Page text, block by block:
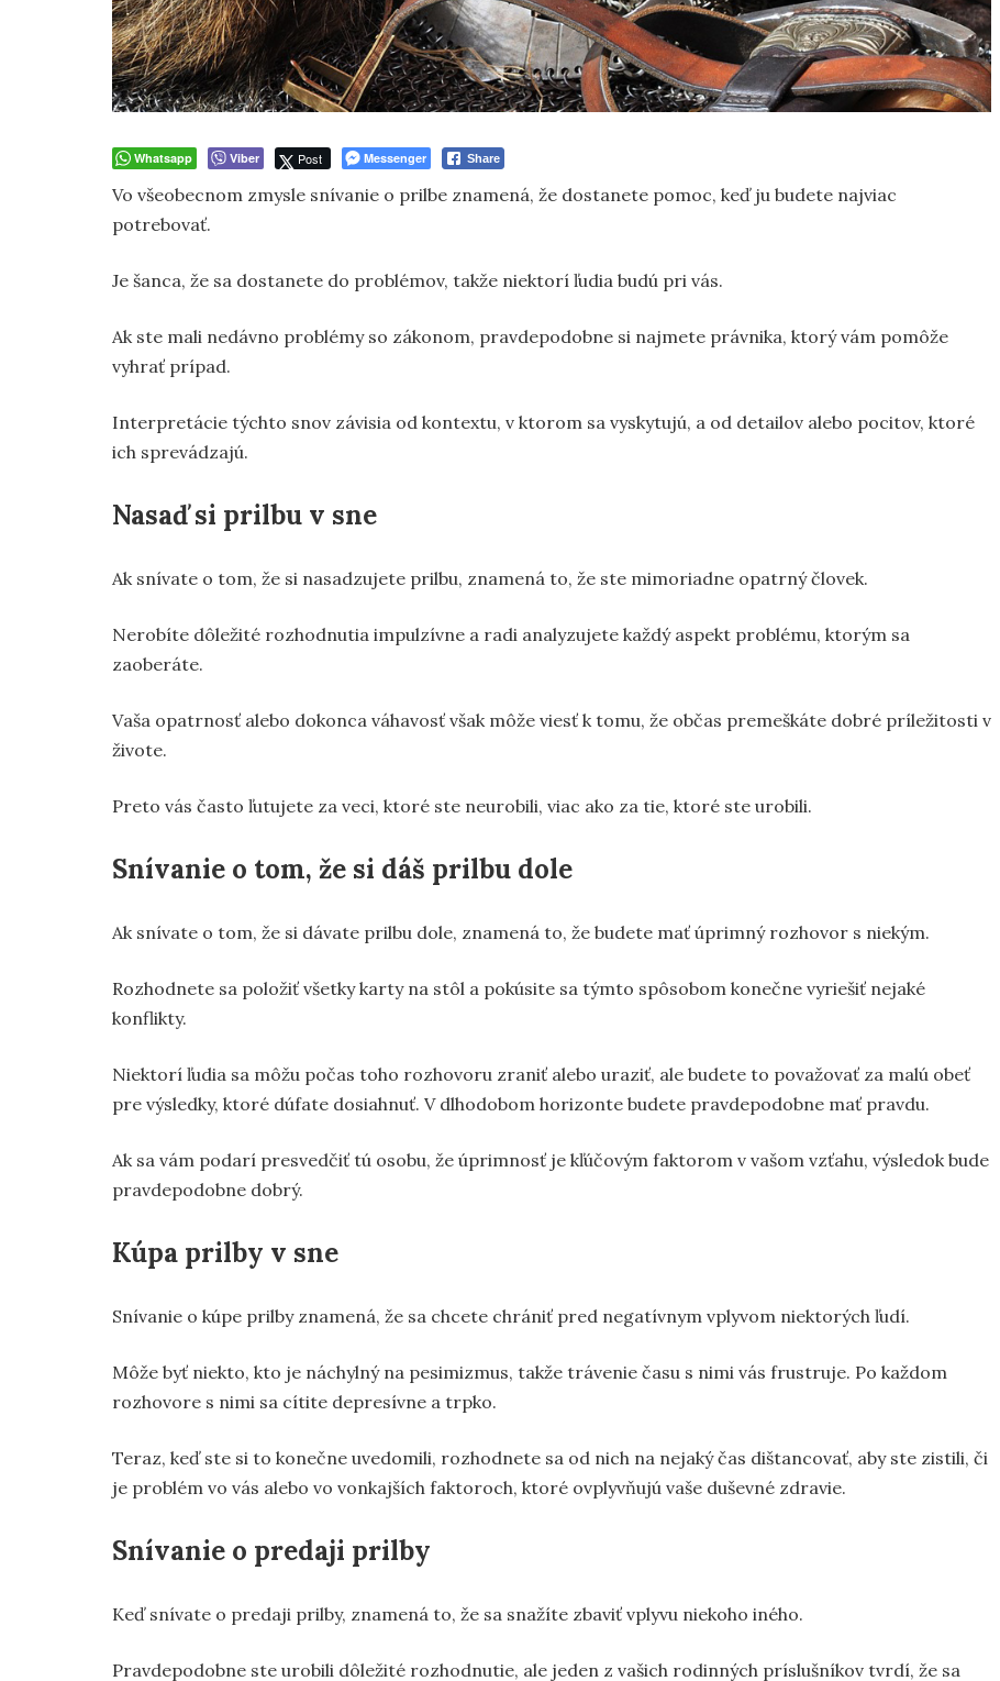
Whatsapp Viber Post Messenger Share
Vo všeobecnom zmysle snívanie o prilbe znamená, že dostanete pomoc, keď ju budete najviac
potrebovať.
Je šanca, že sa dostanete do problémov, takže niektorí ľudia budú pri vás.
Ak ste mali nedávno problémy so zákonom, pravdepodobne si najmete právnika, ktorý vám pomôže
vyhrať prípad.
Interpretácie týchto snov závisia od kontextu, v ktorom sa vyskytujú, a od detailov alebo pocitov, ktoré
ich sprevádzajú.
Nasaď si prilbu v sne
Ak snívate o tom, že si nasadzujete prilbu, znamená to, že ste mimoriadne opatrný človek.
Nerobíte dôležité rozhodnutia impulzívne a radi analyzujete každý aspekt problému, ktorým sa
zaoberáte.
Vaša opatrnosť alebo dokonca váhavosť však môže viesť k tomu, že občas premeškáte dobré príležitosti v
živote.
Preto vás často ľutujete za veci, ktoré ste neurobili, viac ako za tie, ktoré ste urobili.
Snívanie o tom, že si dáš prilbu dole
Ak snívate o tom, že si dávate prilbu dole, znamená to, že budete mať úprimný rozhovor s niekým.
Rozhodnete sa položiť všetky karty na stôl a pokúsite sa týmto spôsobom konečne vyriešiť nejaké
konflikty.
Niektorí ľudia sa môžu počas toho rozhovoru zraniť alebo uraziť, ale budete to považovať za malú obeť
pre výsledky, ktoré dúfate dosiahnuť. V dlhodobom horizonte budete pravdepodobne mať pravdu.
Ak sa vám podarí presvedčiť tú osobu, že úprimnosť je kľúčovým faktorom v vašom vzťahu, výsledok bude
pravdepodobne dobrý.
Kúpa prilby v sne
Snívanie o kúpe prilby znamená, že sa chcete chrániť pred negatívnym vplyvom niektorých ľudí.
Môže byť niekto, kto je náchylný na pesimizmus, takže trávenie času s nimi vás frustruje. Po každom
rozhovore s nimi sa cítite depresívne a trpko.
Teraz, keď ste si to konečne uvedomili, rozhodnete sa od nich na nejaký čas dištancovať, aby ste zistili, či
je problém vo vás alebo vo vonkajších faktoroch, ktoré ovplyvňujú vaše duševné zdravie.
Snívanie o predaji prilby
Keď snívate o predaji prilby, znamená to, že sa snažíte zbaviť vplyvu niekoho iného.
Pravdepodobne ste urobili dôležité rozhodnutie, ale jeden z vašich rodinných príslušníkov tvrdí, že sa